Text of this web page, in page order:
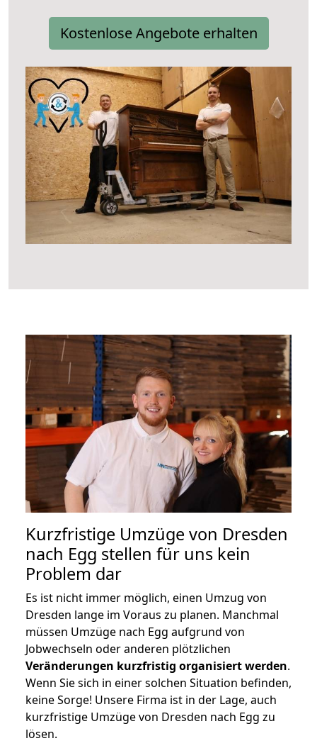
Kostenlose Angebote erhalten
Kurzfristige Umzüge von Dresden
nach Egg stellen für uns kein
Problem dar
Es ist nicht immer möglich, einen Umzug von
Dresden lange im Voraus zu planen. Manchmal
müssen Umzüge nach Egg aufgrund von
Jobwechseln oder anderen plötzlichen
Veränderungen kurzfristig organisiert werden.
Wenn Sie sich in einer solchen Situation befinden,
keine Sorge! Unsere Firma ist in der Lage, auch
kurzfristige Umzüge von Dresden nach Egg zu
lösen.